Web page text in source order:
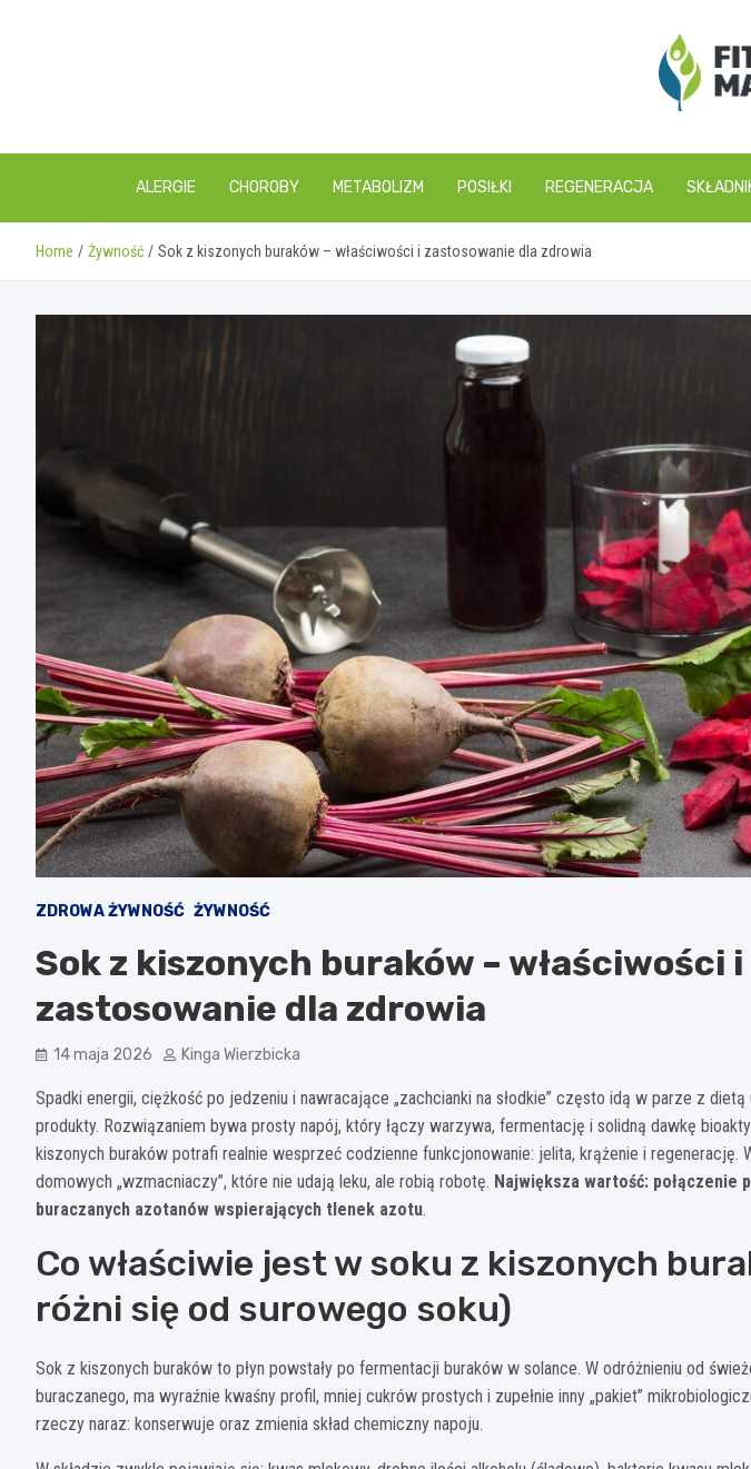
ALERGIE CHOROBY METABOLIZM POSIŁKI REGENERACJA
Home Żywność Sok z kiszonych buraków – właściwości i zastosowanie dla zdrowia
ZDROWA ŻYWNOŚĆ ŻYWNOŚĆ
Sok z kiszonych buraków – właściwości i
zastosowanie dla zdrowia
14 maja 2026 Kinga Wierzbicka
Spadki energii, ciężkość po jedzeniu i nawracające „zachcianki na słodkie” często idą w parze z
produkty. Rozwiązaniem bywa prosty napój, który łączy warzywa, fermentację i solidną dawkę
kiszonych buraków potrafi realnie wesprzeć codzienne funkcjonowanie: jelita, krążenie i regenerację.
domowych „wzmacniaczy”, które nie udają leku, ale robią robotę. Największa wartość:
buraczanych azotanów wspierających tlenek azotu.
Co właściwie jest w soku z kiszonych
różni się od surowego soku)
Sok z kiszonych buraków to płyn powstały po fermentacji buraków w solance. W odróżnieniu od
buraczanego, ma wyraźnie kwaśny profil, mniej cukrów prostych i zupełnie inny „pakiet”
rzeczy naraz: konserwuje oraz zmienia skład chemiczny napoju.